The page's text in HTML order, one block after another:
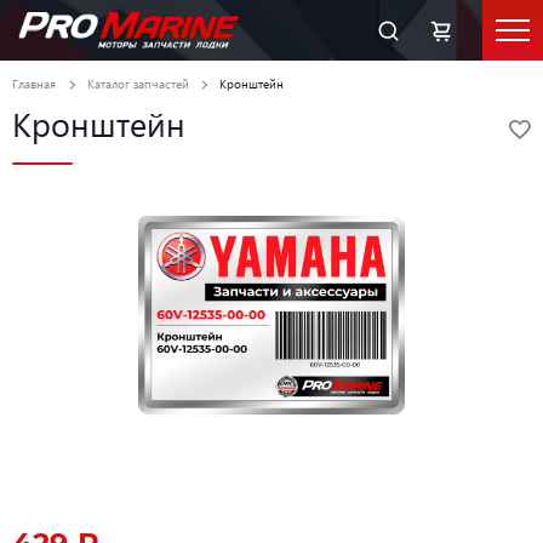
Главная Каталог запчастей Кронштейн
Кронштейн